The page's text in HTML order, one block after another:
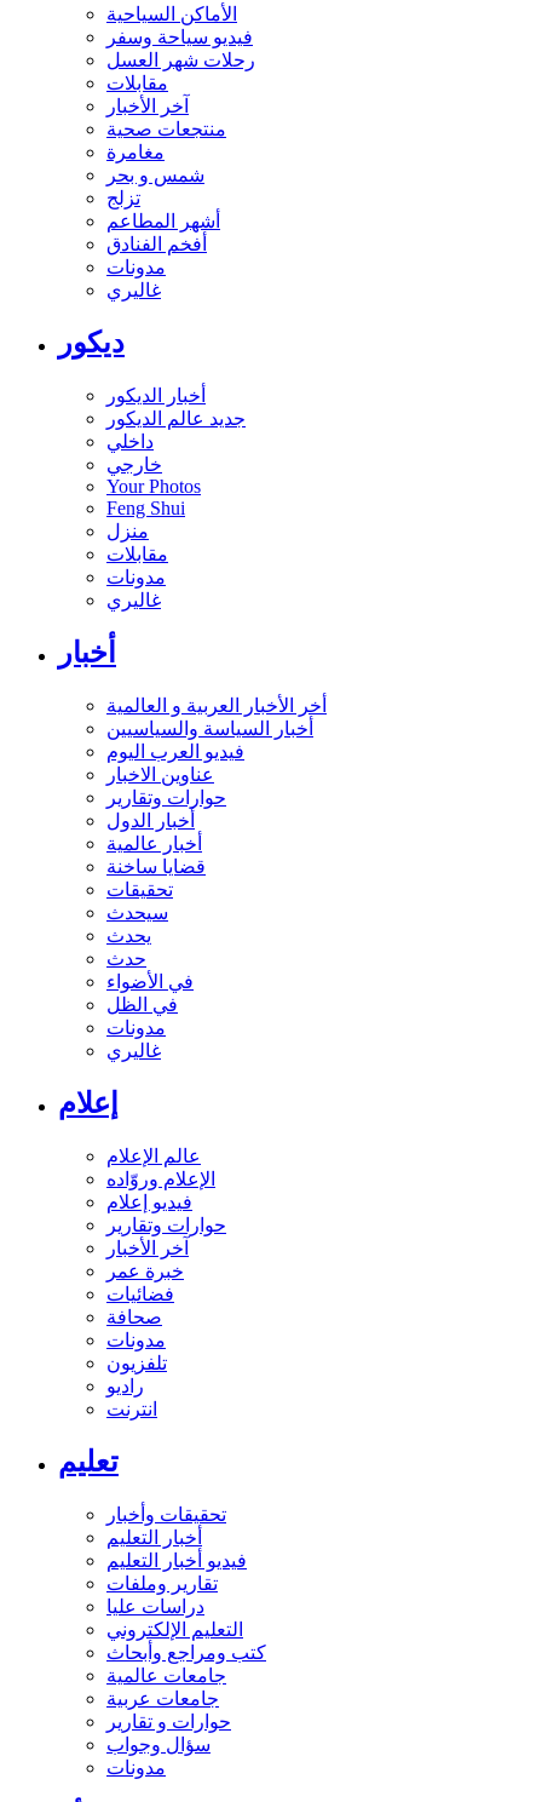
الأماكن السياحية
فيديو سياحة وسفر
رحلات شهر العسل
مقابلات
آخر الأخبار
منتجعات صحية
مغامرة
شمس و بحر
تزلج
أشهر المطاعم
أفخم الفنادق
مدونات
غاليري
ديكور
أخبار الديكور
جديد عالم الديكور
داخلي
خارجي
Your Photos
Feng Shui
منزل
مقابلات
مدونات
غاليري
أخبار
أخر الأخبار العربية و العالمية
أخبار السياسة والسياسيين
فيديو العرب اليوم
عناوين الاخبار
حوارات وتقارير
أخبار الدول
أخبار عالمية
قضايا ساخنة
تحقيقات
سيحدث
يحدث
حدث
في الأضواء
في الظل
مدونات
غاليري
إعلام
عالم الإعلام
الإعلام وروّاده
فيديو إعلام
حوارات وتقارير
آخر الأخبار
خبرة عمر
فضائيات
صحافة
مدونات
تلفزيون
راديو
انترنت
تعليم
تحقيقات وأخبار
أخبار التعليم
فيديو أخبار التعليم
تقارير وملفات
دراسات عليا
التعليم الإلكتروني
كتب ومراجع وأبحاث
جامعات عالمية
جامعات عربية
حوارات و تقارير
سؤال وجواب
مدونات